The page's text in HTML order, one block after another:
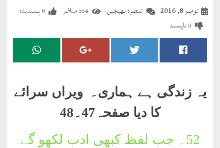
مضطرؔ
دستِ
کلام
تبصرہ بھیجیں نومبر 8, 2016 554مناظر 0پسندیدہ
0ناپسند
یہ زندگی ہے ہماری۔ ویراں سرائے
کا دیا صفحہ47۔48
52۔ جب لفظ کبھی ادب لکھو گے